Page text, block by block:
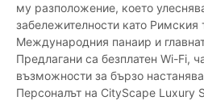
му разположение, което
забележителности като Римския
Международния панаир и
Предлагани са безплатен Wi-Fi,
възможности за бързо
Персоналът на CityScape Luxury